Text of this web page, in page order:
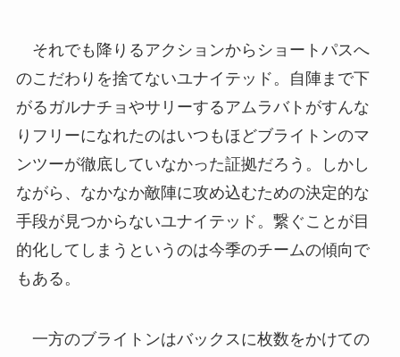
それでも降りるアクションからショートパスへ
のこだわりを捨てないユナイテッド。自陣まで下
がるガルナチョやサリーするアムラバトがすんな
りフリーになれたのはいつもほどブライトンのマ
ンツーが徹底していなかった証拠だろう。しかし
ながら、なかなか敵陣に攻め込むための決定的な
手段が見つからないユナイテッド。繋ぐことが目
的化してしまうというのは今季のチームの傾向で
もある。
一方のブライトンはバックスに枚数をかけての